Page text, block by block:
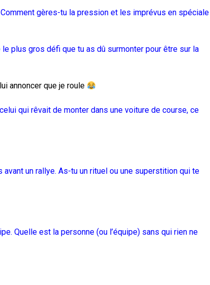
gères-tu la pression et les imprévus en spéciale
plus gros défi que tu as dû surmonter pour être sur la
annoncer que je roule
qui rêvait de monter dans une voiture de course, ce
un rallye. As-tu un rituel ou une superstition qui te
Quelle est la personne (ou l’équipe) sans qui rien ne